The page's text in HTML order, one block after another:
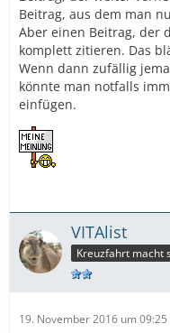
Beitrag, aus dem man
Aber einen Beitrag, der
komplett zitieren. Das
Wenn dann zufällig
könnte man notfalls
einfügen.
VITAlist
Kreuzfahrt macht
19. November 2016 um 09:25